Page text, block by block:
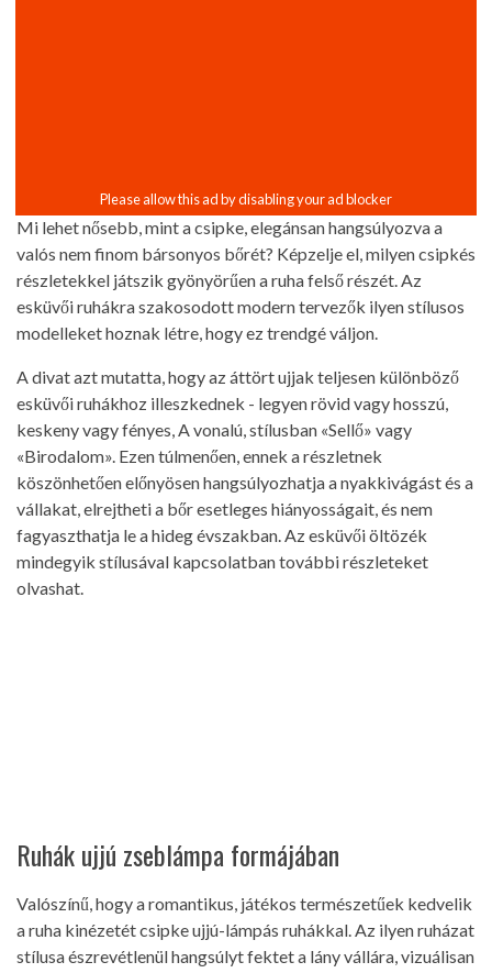
Mi lehet nősebb, mint a csipke, elegánsan hangsúlyozva a
valós nem finom bársonyos bőrét? Képzelje el, milyen csipkés
részletekkel játszik gyönyörűen a ruha felső részét. Az
esküvői ruhákra szakosodott modern tervezők ilyen stílusos
modelleket hoznak létre, hogy ez trendgé váljon.
A divat azt mutatta, hogy az áttört ujjak teljesen különböző
esküvői ruhákhoz illeszkednek - legyen rövid vagy hosszú,
keskeny vagy fényes, A vonalú, stílusban «Sellő» vagy
«Birodalom». Ezen túlmenően, ennek a részletnek
köszönhetően előnyösen hangsúlyozhatja a nyakkivágást és a
vállakat, elrejtheti a bőr esetleges hiányosságait, és nem
fagyaszthatja le a hideg évszakban. Az esküvői öltözék
mindegyik stílusával kapcsolatban további részleteket
olvashat.
Ruhák ujjú zseblámpa formájában
Valószínű, hogy a romantikus, játékos természetűek kedvelik
a ruha kinézetét csipke ujjú-lámpás ruhákkal. Az ilyen ruházat
stílusa észrevétlenül hangsúlyt fektet a lány vállára, vizuálisan